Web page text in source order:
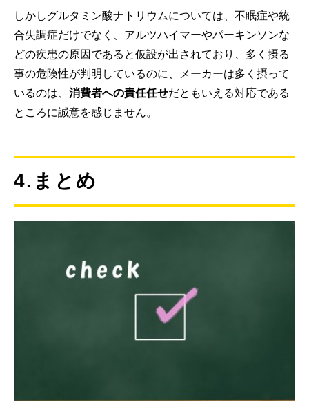
しかしグルタミン酸ナトリウムについては、不眠症や統
合失調症だけでなく、アルツハイマーやパーキンソンな
どの疾患の原因であると仮設が出されており、多く摂る
事の危険性が判明しているのに、メーカーは多く摂って
いるのは、 消費者への責任任せだともいえる対応である
ところに誠意を感じません。
4.まとめ